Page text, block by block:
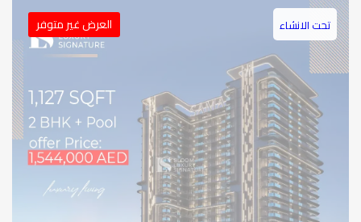
العرض غير متوفر تحت الانشاء